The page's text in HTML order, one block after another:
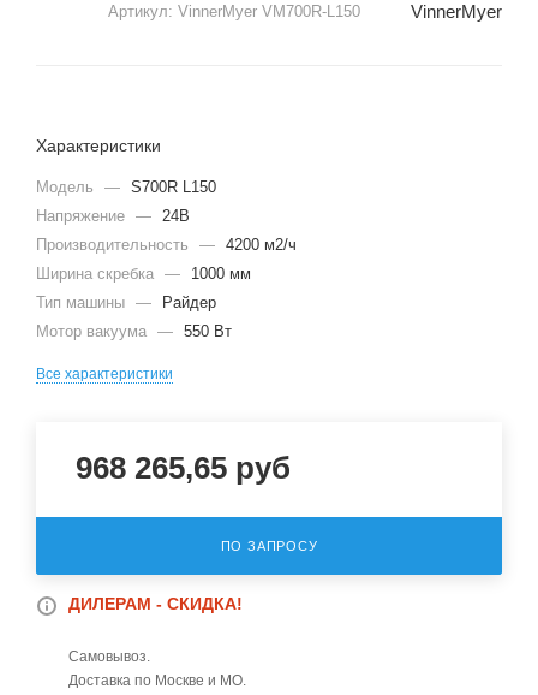
Артикул: VinnerMyer VM700R-L150 VinnerMyer
Характеристики
Модель — S700R L150
Напряжение — 24В
Производительность
— 4200 м2/ч
Ширина скребка —
1000 мм
Тип машины —
Райдер
Мотор вакуума — 550 Вт
Все характеристики
968 265,65 руб
ПО ЗАПРОСУ
ДИЛЕРАМ - СКИДКА!
Самовывоз.
Доставка по Москве и МО.